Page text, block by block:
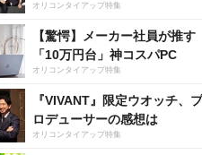
オリコンタイアップ特集
【驚愕】メーカー社員が推す
「10万円台」神コスパPC
オリコンタイアップ特集
『VIVANT』限定ウオッチ、プ
ロデューサーの感想は
オリコンタイアップ特集